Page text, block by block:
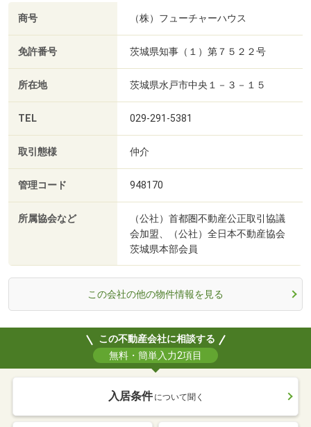
商号 （株）フューチャーハウス
免許番号 茨城県知事（１）第７５２２号
所在地 茨城県水戸市中央１－３－１５
TEL 029-291-5381
取引態様 仲介
管理コード 948170
所属協会など
（公社）首都圏不動産公正取引協議
会加盟、（公社）全日本不動産協会
茨城県本部会員
この会社の他の物件情報を見る
この不動産会社に相談する
無料・簡単入力2項目
入居条件 について聞く